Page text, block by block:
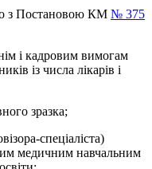
з Постановою КМ № 375
і кадровим вимогам
із числа лікарів і
зразка;
спеціаліста)
медичним навчальним